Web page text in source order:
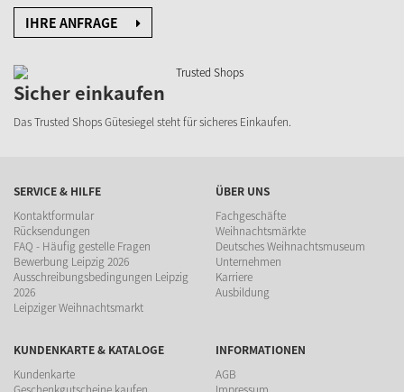
IHRE ANFRAGE
Sicher einkaufen
Das Trusted Shops Gütesiegel steht für sicheres Einkaufen.
SERVICE & HILFE
Kontaktformular
Rücksendungen
FAQ - Häufig gestelle Fragen
Bewerbung Leipzig 2026
Ausschreibungsbedingungen Leipzig
2026
Leipziger Weihnachtsmarkt
ÜBER UNS
Fachgeschäfte
Weihnachtsmärkte
Deutsches Weihnachtsmuseum
Unternehmen
Karriere
Ausbildung
KUNDENKARTE & KATALOGE
Kundenkarte
INFORMATIONEN
AGB